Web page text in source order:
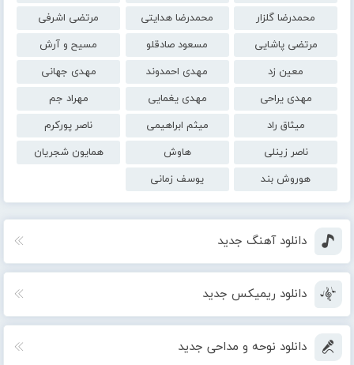
محمدرضا گلزار
محمدرضا هدایتی
مرتضی اشرفی
مرتضی پاشایی
مسعود صادقلو
مسیح و آرش
معین زد
مهدی احمدوند
مهدی جهانی
مهدی یراحی
مهدی یغمایی
مهراد جم
میثاق راد
میثم ابراهیمی
ناصر پورکرم
ناصر زینلی
هاوش
همایون شجریان
هوروش بند
یوسف زمانی
دانلود آهنگ جدید
دانلود ریمیکس جدید
دانلود نوحه و مداحی جدید